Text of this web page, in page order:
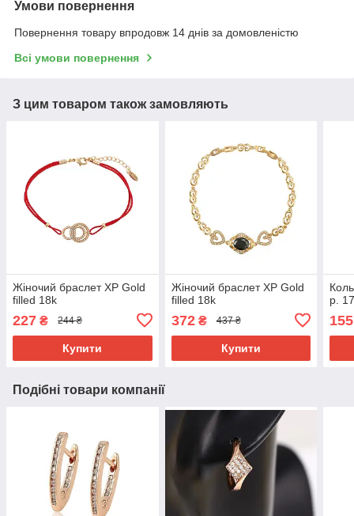
Умови повернення
Повернення товару впродовж 14 днів за домовленістю
Всі умови повернення
З цим товаром також замовляють
Жіночий браслет ХР Gold
filled 18k
227 ₴ 244 ₴
Купити
Жіночий браслет ХР Gold
filled 18k
372₴ 437 ₴
Купити
р.
Подібні товари компанії